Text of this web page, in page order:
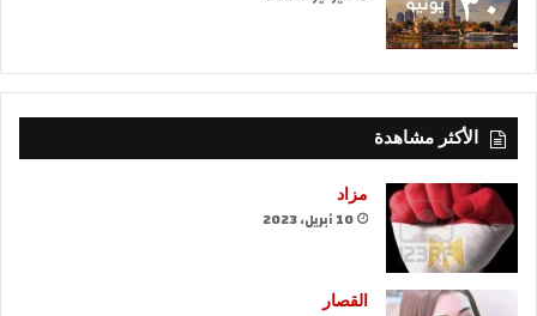
الأكثر مشاهدة
مزاد
10 أبريل، 2023
القصار